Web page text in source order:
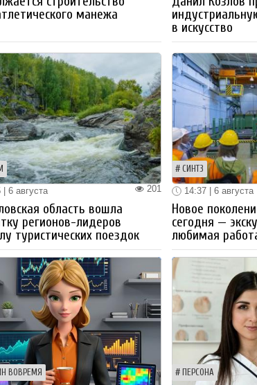
манежа
в искусство
201
6 августа
область вошла
регионов-лидеров
туристических поездок
СИНТЗ
14:37 | 6 августа
Новое
сегодня —
любимая
ВОВРЕМЯ ПЕРСОНА